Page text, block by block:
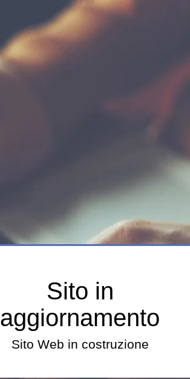
Sito in
aggiornamento
Sito Web in costruzione